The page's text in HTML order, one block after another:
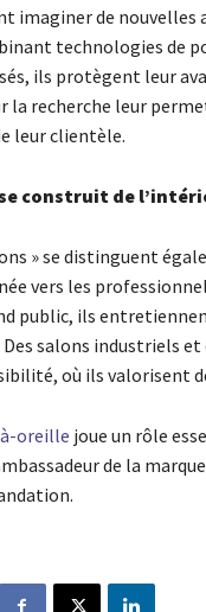
imaginer de nouvelles
technologies de
ils protègent leur
recherche leur
leur clientèle.
construit de
» se distinguent
vers les
public, ils
Des salons industriels
où ils valorisent
oreille joue un rôle
de la